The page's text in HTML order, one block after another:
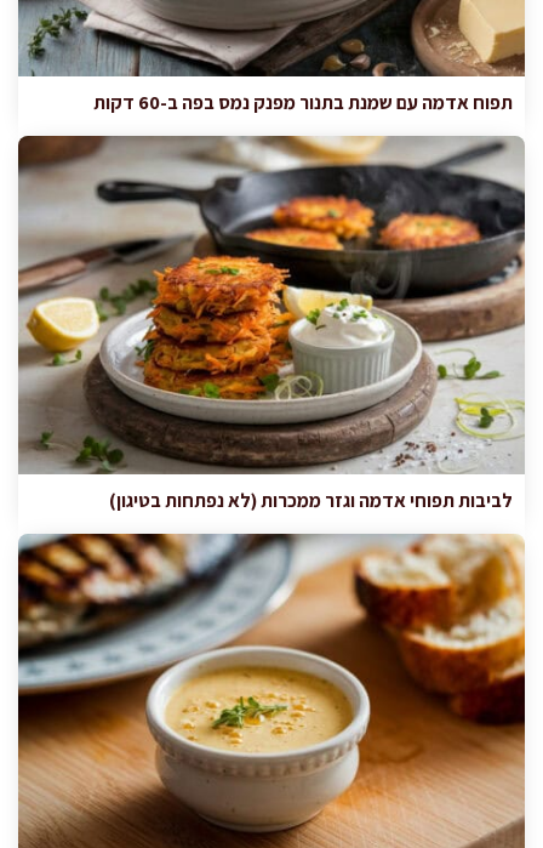
תפוח אדמה עם שמנת בתנור מפנק נמס בפה ב-60 דקות
לביבות תפוחי אדמה וגזר ממכרות (לא נפתחות בטיגון)